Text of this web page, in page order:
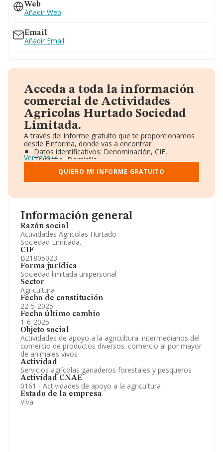
Información general
Razón social
Actividades Agricolas Hurtado
Sociedad Limitada.
CIF
B21805023
Forma jurídica
Sociedad limitada unipersonal
Sector
Agricultura
Fecha de constitución
22-5-2025
Fecha último cambio
1-6-2025
Objeto social
Actividades de apoyo a la agricultura. intermediarios del
comercio de productos diversos. comercio al por mayor
de animales vivos
Actividad
Servicios agrícolas ganaderos forestales y pesqueros
Actividad CNAE
0161 - Actividades de apoyo a la agricultura
Estado de la empresa
Viva
Web
Añadir Web
Email
Añadir Email
Acceda a toda la información
comercial de Actividades
Agricolas Hurtado Sociedad
Limitada.
A través del informe gratuito que te proporcionamos
desde Einforma, donde vas a encontrar:
Datos identificativos: Denominación, CIF,
Teléfono, Domicilio.
Informe Mercantil Completo (BORME).
Gráficos de Evolución Ventas y Empleados.
Consejo de Administración y Administradores.
Accionistas.
Artículos de prensa publicados sobre la empresa.
Información oficial y registral complementaria.
Ver más
QUIERO MI INFORME GRATUITO